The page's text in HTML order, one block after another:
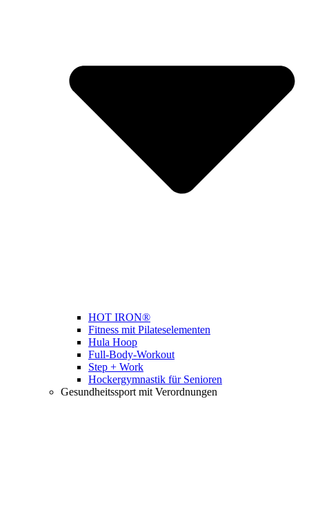
HOT IRON®
Fitness mit Pilateselementen
Hula Hoop
Full-Body-Workout
Step + Work
Hockergymnastik für Senioren
Gesundheitssport mit Verordnungen